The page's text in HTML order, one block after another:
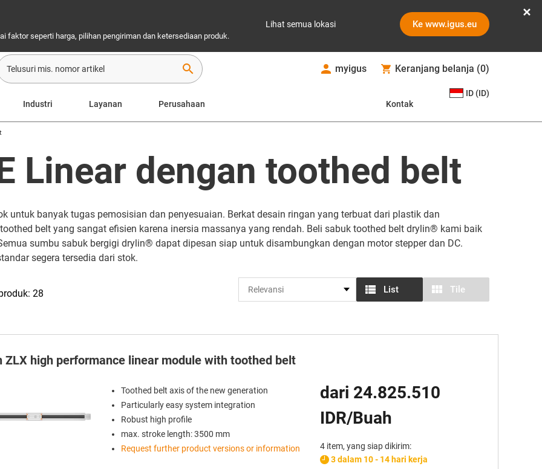
faktor seperti harga, pilihan pengiriman dan ketersediaan produk.
Lihat semua lokasi Ke www.igus.eu
search myigus Keranjang belanja (0)
Industri Layanan Perusahaan Kontak
ID (ID)
Linear dengan toothed belt
untuk banyak tugas pemosisian dan penyesuaian. Berkat desain ringan yang terbuat dari plastik dan
belt yang sangat efisien karena inersia massanya yang rendah. Beli sabuk toothed belt drylin® kami baik
sumbu sabuk bergigi drylin® dapat dipesan siap untuk disambungkan dengan motor stepper dan DC.
segera tersedia dari stok.
List Tile
28
ZLX high performance linear module with toothed belt
Toothed belt axis of the new generation
Particularly easy system integration
Robust high profile
max. stroke length: 3500 mm
Request further product versions or information
dari 24.825.510
IDR/Buah
4 item, yang siap dikirim:
3 dalam 10 - 14 hari kerja